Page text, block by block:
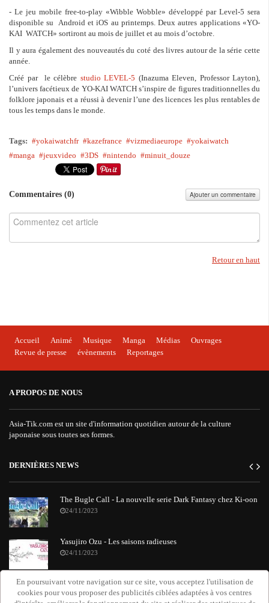
- Le jeu mobile free-to-play «Wibble Wobble» développé par Level-5 sera
disponible su Android et iOS au printemps. Deux autres applications «YO-
KAI WATCH» sortiront au mois de juillet et au mois d’octobre.
Il y aura également des nouveautés du coté des livres autour de la série cette
année.
Créé par le célèbre studio LEVEL-5 (Inazuma Eleven, Professor Layton),
l’univers facétieux de YO-KAI WATCH s’inspire de figures traditionnelles du
folklore japonais et a réussi à devenir l’une des licences les plus rentables de
tous les temps dans le monde.
Tags: yokaiwatchfr kazefrance vizmediaeurope
yokaiwatch
manga
jeuxvideo 3DS nintendo minuit_douze
Commentaires (0) Ajouter un commentaire
Retour en haut
Accueil Animé Musique Manga Médias
Ouvrages
Revue de presse
évènements Reportages
A PROPOS DE NOUS
Asia-Tik.com est un site d'information quotidien autour de la culture
japonaise sous toutes ses formes.
DERNIÈRES NEWS
The Bugle Call - La nouvelle serie Dark Fantasy chez Ki-oon
24/11/2023
Yasujiro Ozu - Les saisons radieuses
24/11/2023
"Requiem Attack on Titan" : le nouvel album orchestral de
Grissini Project
En poursuivant votre navigation sur ce site, vous acceptez l'utilisation de
cookies pour vous proposer des publicités ciblées adaptées à vos centres